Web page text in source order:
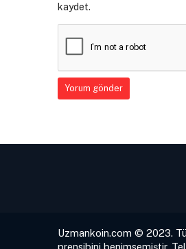
kaydet.
Uzmankoin.com © 2023.
prensibini benimsemiştir.